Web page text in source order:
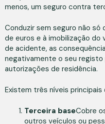
menos, um seguro contra
Conduzir sem seguro não só
de euros e à imobilização
de acidente, as
negativamente o seu registo
autorizações de residência.
Existem três níveis principais
Terceira baseCobre
outros veículos ou